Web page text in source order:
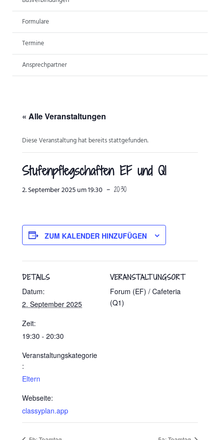
ANSPRECHPARTNER
Formulare
Termine
Ansprechpartner
« Alle Veranstaltungen
Diese Veranstaltung hat bereits stattgefunden.
Stufenpflegschaften EF und Q1
2. September 2025 um 19:30 - 20:30
ZUM KALENDER HINZUFÜGEN
DETAILS
Datum:
2. September 2025
Zeit:
19:30 - 20:30
Veranstaltungskategorie
:
Eltern
Webseite:
classyplan.app
VERANSTALTUNGSORT
Forum (EF) / Cafeteria
(Q1)